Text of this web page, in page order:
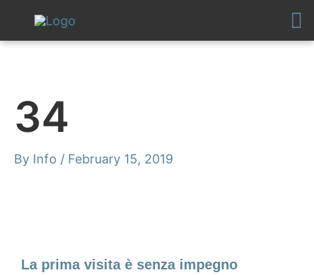
content
34
By Info / February 15, 2019
La prima visita è senza impegno